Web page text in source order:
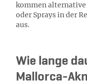
kommen alternative
oder Sprays in der
aus.
Wie lange
Mallorca-